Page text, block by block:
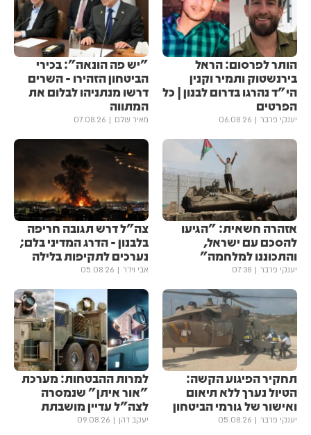
הותר לפרסום: הראל
בירנשטוק ותמיר וקנין
הי"ד נהרגו בדרום לבנון | כל
הפרטים
יענקי פרבר 06.08.26
"יש פה הונאה": בכירי
הביטחון הזהירו - השרים
דרשו מנתניהו לבלום את
המתווה
מאיר שלם 07.08.26
אזהרה חשאית: "הגיעו
להסכם עם ישראל,
והתכוננו למלחמה"
יענקי פרבר 07:38
צה"ל דרש תגובה חריפה
בלבנון - הדרג המדיני בלם;
נערכים לתקיפות בלילה
אבי וידר 05.08.26
תחקיר הפיגוע הקשה:
הטיול נערך ללא תיאום
ואישור של גורמי הביטחון
יענקי פרבר 05.08.26
למרות ההבטחות: מערכת
"אור איתן" שנמסרה
לצה"ל עדיין מושבתת
יעקב דהן 09.08.26